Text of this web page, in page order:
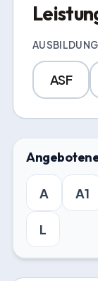
AUSBILDUNG
ASF
A A1
L